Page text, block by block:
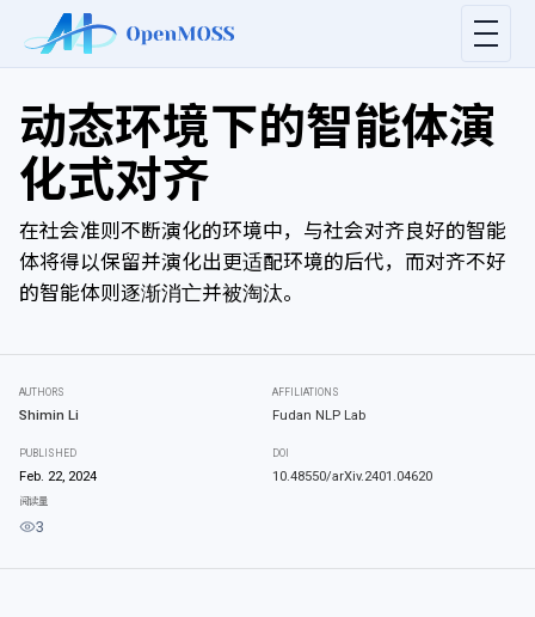
动态环境下的智能体演
化式对齐
在社会准则不断演化的环境中，与社会对齐良好的智能
体将得以保留并演化出更适配环境的后代，而对齐不好
的智能体则逐渐消亡并被淘汰。
AUTHORS AFFILIATIONS
Shimin Li Fudan NLP Lab
PUBLISHED
Feb. 22, 2024
DOI
10.48550/arXiv.2401.04620
阅读量
3